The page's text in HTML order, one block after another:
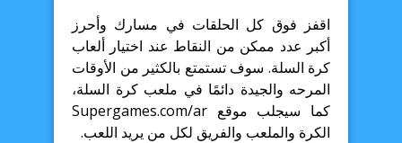
اقفز فوق كل الحلقات في مسارك وأحرز
أكبر عدد ممكن من النقاط عند اختيار ألعاب
كرة السلة. سوف تستمتع بالكثير من الأوقات
المرحه والجيدة دائمًا في ملعب كرة السلة،
كما سيجلب موقع Supergames.com/ar
الكرة والملعب والفريق لكل من يريد اللعب.